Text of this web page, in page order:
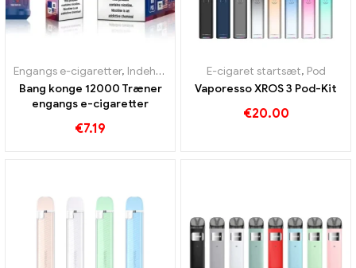
Engangs e-cigaretter, Indeholder N
Pod
Bang konge 12000 Træner
engangs e-cigaretter
€7.19
E-cigaret startsæt, Pod
Vaporesso XROS 3 Pod-Kit
€20.00